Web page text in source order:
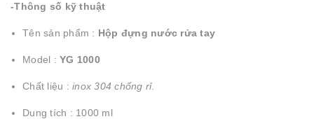
-Thông số kỹ thuật
Tên sản phẩm : Hộp đựng nước rửa tay
Model : YG 1000
Chất liệu : inox 304 chống rỉ.
Dung tích : 1000 ml